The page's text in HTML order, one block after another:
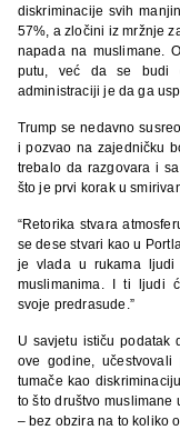
diskriminacije svih
57%, a zločini iz mržnje
napada na muslimane.
putu, već da se budi
administraciji je da ga
Trump se nedavno
i pozvao na zajedničku
trebalo da razgovara i
što je prvi korak u
“Retorika stvara
se dese stvari kao u
je vlada u rukama ljudi
muslimanima. I ti ljudi
svoje predrasude.”
U savjetu ističu podatak
ove godine,
tumače kao
to što društvo muslimane
– bez obzira na to koliko